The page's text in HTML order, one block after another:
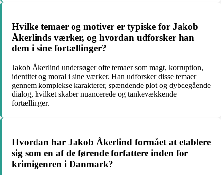
Hvilke temaer og motiver er typiske for Jakob
Åkerlinds værker, og hvordan udforsker han
dem i sine fortællinger?
Jakob Åkerlind undersøger ofte temaer som magt, korruption,
identitet og moral i sine værker. Han udforsker disse temaer
gennem komplekse karakterer, spændende plot og dybdegående
dialog, hvilket skaber nuancerede og tankevækkende
fortællinger.
Hvordan har Jakob Åkerlind formået at etablere
sig som en af de førende forfattere inden for
krimigenren i Danmark?